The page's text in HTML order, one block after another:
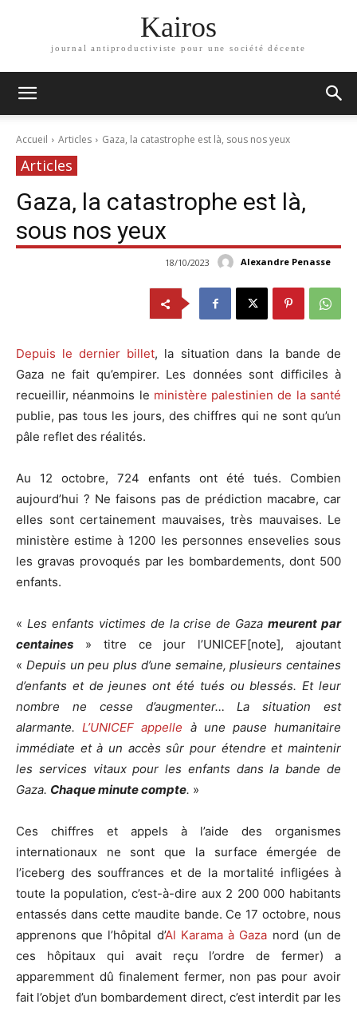
Kairos
journal antiproductiviste pour une société décente
Accueil Articles Gaza, la catastrophe est là, sous nos yeux
Articles
Gaza, la catastrophe est là,
sous nos yeux
Alexandre Penasse
18/10/2023
Depuis le dernier billet, la situation dans la bande de
Gaza ne fait qu’empirer. Les données sont difficiles à
recueillir, néanmoins le ministère palestinien de la santé
publie, pas tous les jours, des chiffres qui ne sont qu’un
pâle reflet des réalités.
Au 12 octobre, 724 enfants ont été tués. Combien
aujourd’hui ? Ne faisons pas de prédiction macabre, car
elles sont certainement mauvaises, très mauvaises. Le
ministère estime à 1200 les personnes ensevelies sous
les gravas provoqués par les bombardements, dont 500
enfants.
« Les enfants victimes de la crise de Gazameurent par
centaines » titre ce jour l’UNICEF[note], ajoutant
« Depuis un peu plus d’une semaine, plusieurs centaines
d’enfants et de jeunes ont été tués ou blessés. Et leur
nombre ne cesse d’augmenter… La situation est
alarmante. L’UNICEF appelle à une pause humanitaire
immédiate et à un accès sûr pour étendre et maintenir
les services vitaux pour les enfants dans la bande de
Gaza. Chaque minute compte. »
Ces chiffres et appels à l’aide des organismes
internationaux ne sont que la surface émergée de
l’iceberg des souffrances et de la mortalité infligées à
toute la population, c’est-à-dire aux 2 200 000 habitants
entassés dans cette maudite bande. Ce 17 octobre, nous
apprenons que l’hôpital d’Al Karama à Gaza nord (un de
ces hôpitaux qui avait reçu l’ordre de fermer) a
apparemment dû finalement fermer, non pas pour avoir
fait l’objet d’un bombardement direct, c’est interdit par les